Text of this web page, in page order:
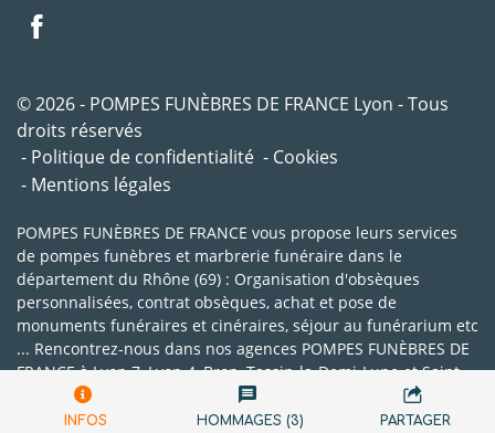
INFOS HOMMAGES (3) PARTAGER
© 2026 - POMPES FUNÈBRES DE FRANCE Lyon - Tous
droits réservés
Politique de confidentialité
Cookies
Mentions légales
POMPES FUNÈBRES DE FRANCE vous propose leurs services
de pompes funèbres et marbrerie funéraire dans le
département du Rhône (69) : Organisation d'obsèques
personnalisées, contrat obsèques, achat et pose de
monuments funéraires et cinéraires, séjour au funérarium etc
... Rencontrez-nous dans nos agences POMPES FUNÈBRES DE
FRANCE à Lyon 7, Lyon 4, Bron, Tassin-la-Demi-Lune et Saint-
Genis-Laval.